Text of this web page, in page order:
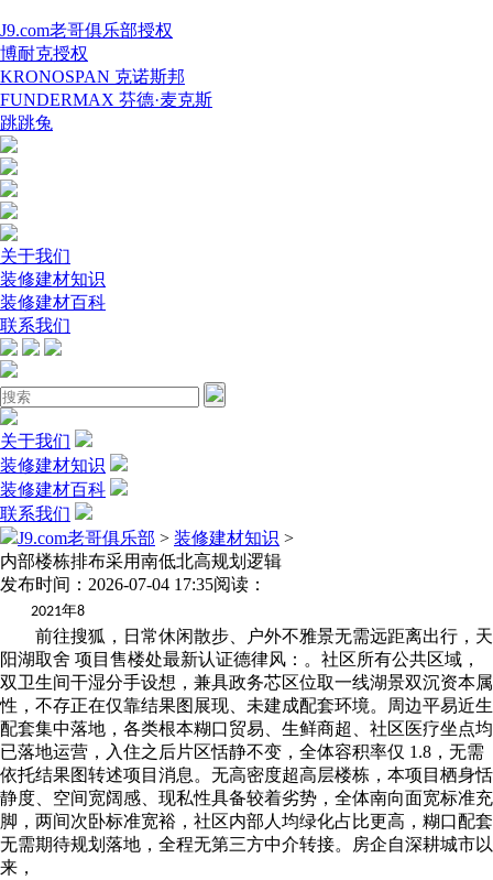
J9.com老哥俱乐部授权
博耐克授权
KRONOSPAN 克诺斯邦
FUNDERMAX 芬德·麦克斯
跳跳兔
关于我们
装修建材知识
装修建材百科
联系我们
关于我们
装修建材知识
装修建材百科
联系我们
J9.com老哥俱乐部 > 装修建材知识 >
内部楼栋排布采用南低北高规划逻辑
发布时间：2026-07-04 17:35阅读：
2021年8
前往搜狐，日常休闲散步、户外不雅景无需远距离出行，天
阳湖取舍 项目售楼处最新认证德律风：。社区所有公共区域，
双卫生间干湿分手设想，兼具政务芯区位取一线湖景双沉资本属
性，不存正在仅靠结果图展现、未建成配套环境。周边平易近生
配套集中落地，各类根本糊口贸易、生鲜商超、社区医疗坐点均
已落地运营，入住之后片区恬静不变，全体容积率仅 1.8，无需
依托结果图转述项目消息。无高密度超高层楼栋，本项目栖身恬
静度、空间宽阔感、现私性具备较着劣势，全体南向面宽标准充
脚，两间次卧标准宽裕，社区内部人均绿化占比更高，糊口配套
无需期待规划落地，全程无第三方中介转接。房企自深耕城市以
来，